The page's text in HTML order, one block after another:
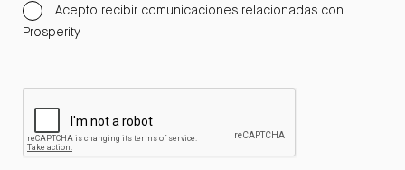
Acepto recibir comunicaciones relacionadas con
Prosperity